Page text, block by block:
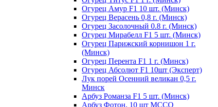
Огурец Амур F1 10 шт. (Минск)
Огурец Верасень 0,8 г. (Минск)
Огурец Засолочный 0.8 г. (Минск)
Огурец Мирабелл F1 5 шт. (Минск)
Огурец Парижский корнишон 1 г.
(Минск)
Огурец Перента F1 1 г. (Минск)
Огурец Абсолют F1 10шт (Эксперт)
Лук порей Осенний великан 0,5 г.
Минск
Арбуз Романза F1 5 шт. (Минск)
Арбуз Фотон, 10 шт МССО